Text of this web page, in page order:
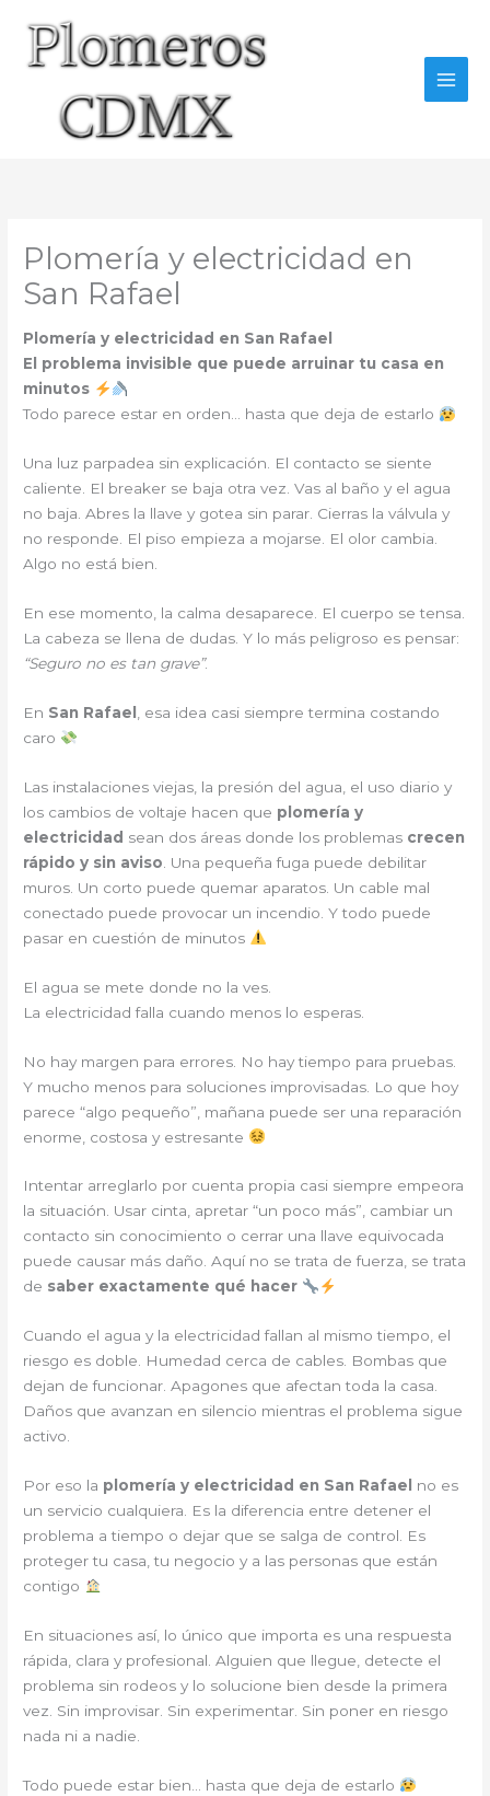
contenido
Plomería y electricidad en
San Rafael
Plomería y electricidad en San Rafael
El problema invisible que puede arruinar tu casa en
minutos
Todo parece estar en orden… hasta que deja de estarlo
Una luz parpadea sin explicación. El contacto se siente
caliente. El breaker se baja otra vez. Vas al baño y el agua
no baja. Abres la llave y gotea sin parar. Cierras la válvula y
no responde. El piso empieza a mojarse. El olor cambia.
Algo no está bien.
En ese momento, la calma desaparece. El cuerpo se tensa.
La cabeza se llena de dudas. Y lo más peligroso es pensar:
“Seguro no es tan grave”.
En San Rafael
, esa idea casi siempre termina costando
caro
Las instalaciones viejas, la presión del agua, el uso diario y
los cambios de voltaje hacen que plomería y
electricidad sean dos áreas donde los problemas crecen
rápido y sin aviso . Una pequeña fuga puede debilitar
muros. Un corto puede quemar aparatos. Un cable mal
conectado puede provocar un incendio. Y todo puede
pasar en cuestión de minutos
El agua se mete donde no la ves.
La electricidad falla cuando menos lo esperas.
No hay margen para errores. No hay tiempo para pruebas.
Y mucho menos para soluciones improvisadas. Lo que hoy
parece “algo pequeño”, mañana puede ser una reparación
enorme, costosa y estresante
Intentar arreglarlo por cuenta propia casi siempre empeora
la situación. Usar cinta, apretar “un poco más”, cambiar un
contacto sin conocimiento o cerrar una llave equivocada
puede causar más daño. Aquí no se trata de fuerza, se trata
de saber exactamente qué hacer
Cuando el agua y la electricidad fallan al mismo tiempo, el
riesgo es doble. Humedad cerca de cables. Bombas que
dejan de funcionar. Apagones que afectan toda la casa.
Daños que avanzan en silencio mientras el problema sigue
activo.
Por eso la plomería y electricidad en San Rafael
no es
un servicio cualquiera. Es la diferencia entre detener el
problema a tiempo o dejar que se salga de control. Es
proteger tu casa, tu negocio y a las personas que están
contigo
En situaciones así, lo único que importa es una respuesta
rápida, clara y profesional. Alguien que llegue, detecte el
problema sin rodeos y lo solucione bien desde la primera
vez. Sin improvisar. Sin experimentar. Sin poner en riesgo
nada ni a nadie.
Todo puede estar bien… hasta que deja de estarlo